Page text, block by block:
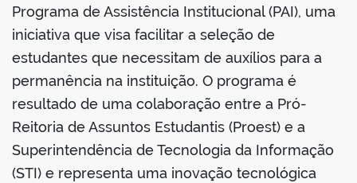
Programa de Assistência Institucional (PAI), uma
iniciativa que visa facilitar a seleção de
estudantes que necessitam de auxílios para a
permanência na instituição. O programa é
resultado de uma colaboração entre a Pró-
Reitoria de Assuntos Estudantis (Proest) e a
Superintendência de Tecnologia da Informação
(STI) e representa uma inovação tecnológica